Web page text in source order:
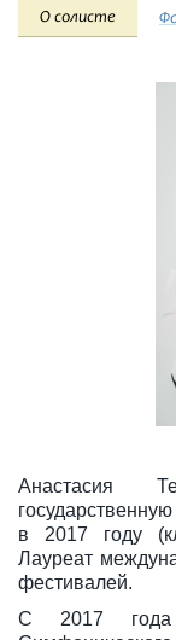
Фестивали
О солисте
Анастасия
в 2017 году
Лауреат
фестивалей.
С 2017 года